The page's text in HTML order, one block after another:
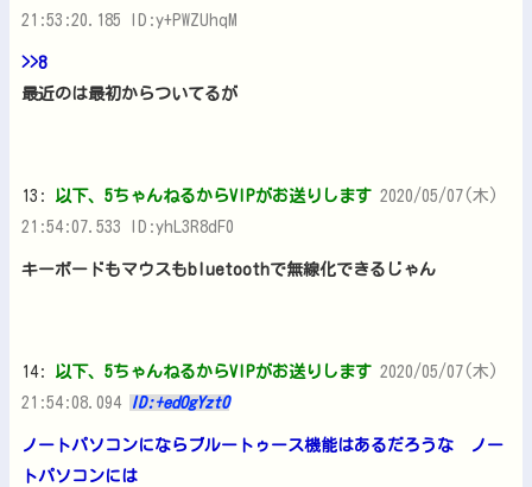
21:53:20.185 ID:y+PWZUhqM
>>8
最近のは最初からついてるが
13: 以下、5ちゃんねるからVIPがお送りします 2020/05/07(木)
21:54:07.533 ID:yhL3R8dF0
キーボードもマウスもbluetoothで無線化できるじゃん
14: 以下、5ちゃんねるからVIPがお送りします 2020/05/07(木)
21:54:08.094
ID:+edOgYzt0
ノートパソコンにならブルートゥース機能はあるだろうな ノー
トパソコンには